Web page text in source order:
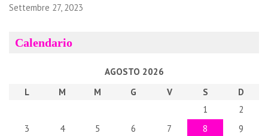
Settembre 27, 2023
Calendario
AGOSTO 2026
L
M M G V S
D
1
2
3
4 5 6 7 8
9